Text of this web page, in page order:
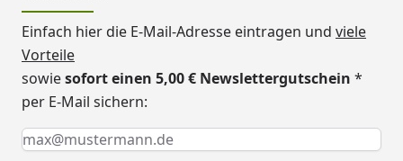
Einfach hier die E-Mail-Adresse eintragen und viele
Vorteile
sowiesofort einen 5,00 € Newslettergutschein *
per E-Mail sichern:
Keine Eingabe erforderlich
Eingabe erforderlich
E-Mail *